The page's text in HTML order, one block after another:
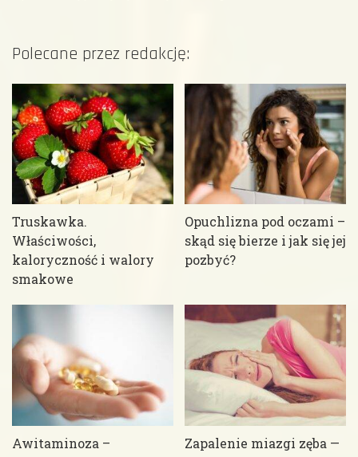
Polecane przez redakcję:
Truskawka.
Właściwości,
kaloryczność i walory
smakowe
Opuchlizna pod oczami –
skąd się bierze i jak się jej
pozbyć?
Awitaminoza –
Zapalenie miazgi zęba —